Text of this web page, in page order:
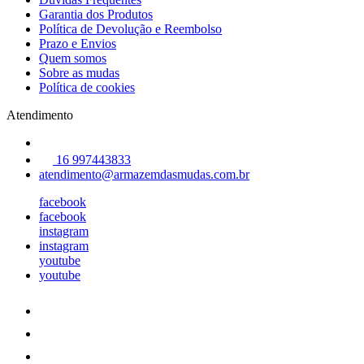
Garantia dos Produtos
Política de Devolução e Reembolso
Prazo e Envios
Quem somos
Sobre as mudas
Política de cookies
Atendimento
16 997443833
atendimento@armazemdasmudas.com.br
facebook
facebook
instagram
instagram
youtube
youtube